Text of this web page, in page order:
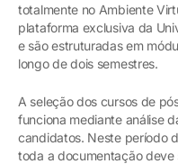
totalmente no Ambiente
plataforma exclusiva da
e são estruturadas em
longo de dois semestres.
A seleção dos cursos de
funciona mediante análise
candidatos. Neste período
toda a documentação deve